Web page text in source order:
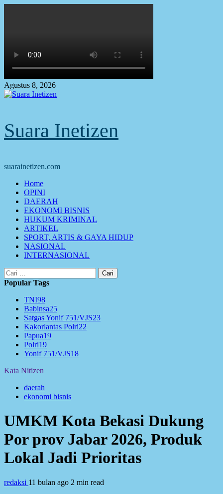
Agustus 8, 2026
Suara Inetizen
suarainetizen.com
Primary
Menu
Home
OPINI
DAERAH
EKONOMI BISNIS
HUKUM KRIMINAL
ARTIKEL
SPORT, ARTIS & GAYA HIDUP
NASIONAL
INTERNASIONAL
Cari
untuk:
Popular Tags
TNI98
Babinsa25
Satgas Yonif 751/VJS23
Kakorlantas Polri22
Papua19
Polri19
Yonif 751/VJS18
Kata Nitizen
daerah
ekonomi bisnis
UMKM Kota Bekasi Dukung
Por prov Jabar 2026, Produk
Lokal Jadi Prioritas
redaksi 11 bulan ago 2 min read